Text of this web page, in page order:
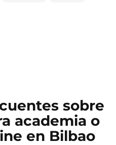
sobre
academia o
en Bilbao